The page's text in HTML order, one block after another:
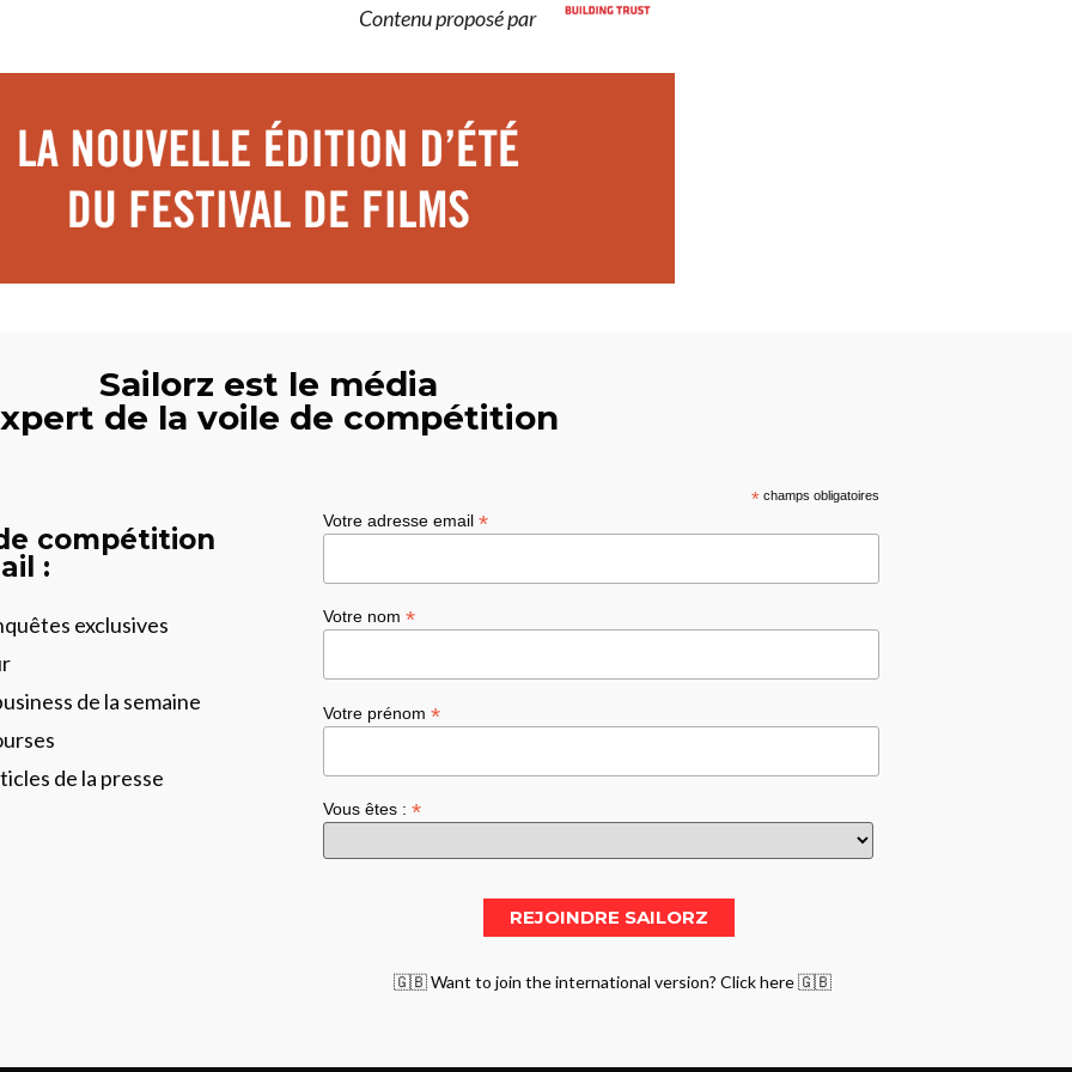
Contenu proposé par
Sailorz est le média
de la voile de compétition
compétition
:
exclusives
de la semaine
de la presse
*champs obligatoires
Votre adresse email *
Votre nom *
Votre prénom *
Vous êtes : *
🇬🇧 Want to join the international version? Click here 🇬🇧